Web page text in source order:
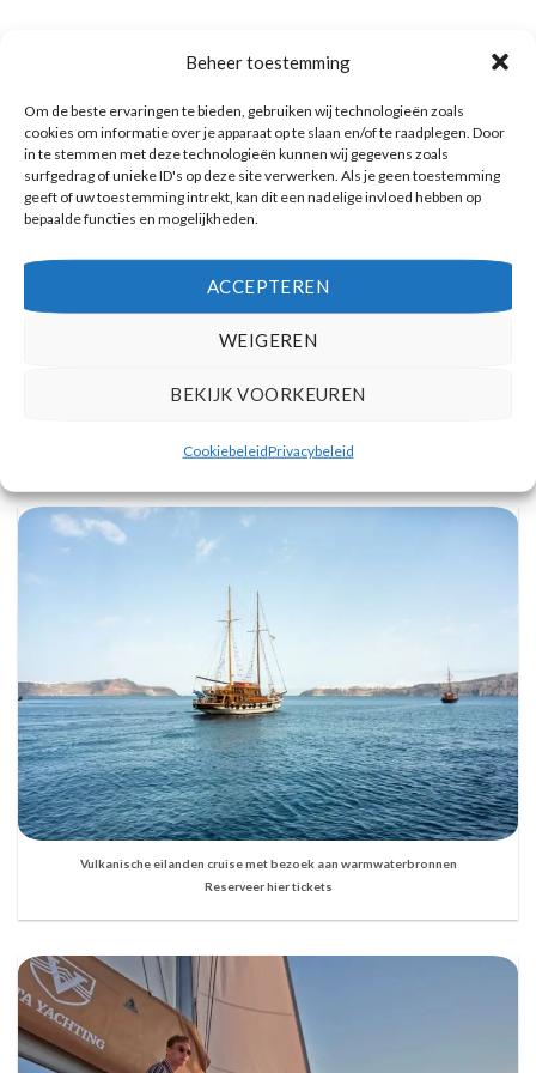
Beheer toestemming
Om de beste ervaringen te bieden, gebruiken wij technologieën zoals
cookies om informatie over je apparaat op te slaan en/of te raadplegen. Door
in te stemmen met deze technologieën kunnen wij gegevens zoals
surfgedrag of unieke ID's op deze site verwerken. Als je geen toestemming
geeft of uw toestemming intrekt, kan dit een nadelige invloed hebben op
bepaalde functies en mogelijkheden.
ACCEPTEREN
WEIGEREN
BEKIJK VOORKEUREN
CookiebeleidPrivacybeleid
Dagtocht met de mooiste bezienswaardigheden, wijnproeven & zonsondergang
Vulkanische eilanden cruise met bezoek aan warmwaterbronnen
Reserveer hier tickets